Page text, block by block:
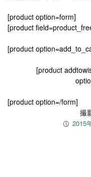
[product option=form]
[product
[product
[product
[product option=/form]
撮
P 2015